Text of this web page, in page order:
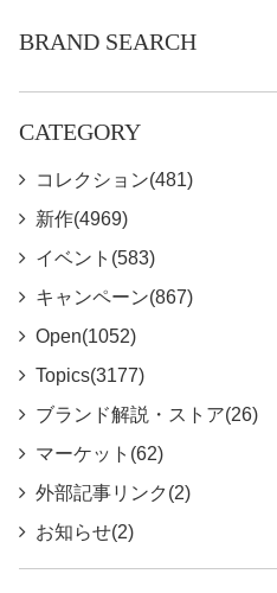
BRAND SEARCH
CATEGORY
コレクション(481)
新作(4969)
イベント(583)
キャンペーン(867)
Open(1052)
Topics(3177)
ブランド解説・ストア(26)
マーケット(62)
外部記事リンク(2)
お知らせ(2)